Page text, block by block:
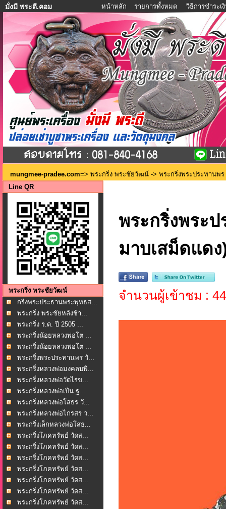
มั่งมี พระดี.คอม หน้าหลัก รายการทั้งหมด วิธีการชำระเ
mungmee-pradee.com=> พระกริ่ง พระชัยวัฒน์ -> พระกริ่งพระประทานพ
Line QR
พระกริ่ง พระชัยวัฒน์
กริ่งพระประธานพระพุทธส...
พระกริ่ง พระชัยหลังช้า...
พระกริ่ง ร.ด. ปี 2505 ...
พระกริ่งน้อยหลวงพ่อโต ...
พระกริ่งน้อยหลวงพ่อโต ...
พระกริ่งพระประทานพร วั...
พระกริ่งหลวงพ่อมงคลบพิ...
พระกริ่งหลวงพ่อวัดไร่ข...
พระกริ่งหลวงพ่อเปิ่น ฐ...
พระกริ่งหลวงพ่อโสธร วั...
พระกริ่งหลวงพ่อไกรสร ว...
พระกริ่งเล็กหลวงพ่อโสธ...
พระกริ่งโภคทรัพย์ วัดส...
พระกริ่งโภคทรัพย์ วัดส...
พระกริ่งโภคทรัพย์ วัดส...
พระกริ่งโภคทรัพย์ วัดส...
พระกริ่งโภคทรัพย์ วัดส...
พระกริ่งโภคทรัพย์ วัดส...
พระกริ่งโภคทรัพย์ วัดส...
พระกริ่งพระ
มาบเสม็ดแด
จำนวนผู้เข้าชม :